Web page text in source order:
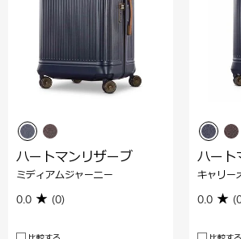
ハートマンリザーブ
ミディアムジャーニー
0.0 (0)
ハート
キャリー
0.0